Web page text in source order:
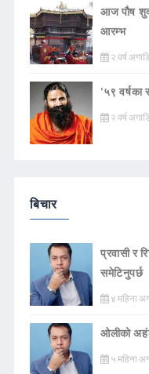
आज पौष
आरम्भ
२ वर्ष
‘५९ वर्षका
२ वर्ष
बिचार
प्रवासी र
समेटिनुपर्छ
४ महिना
ओलीको
५ महिना